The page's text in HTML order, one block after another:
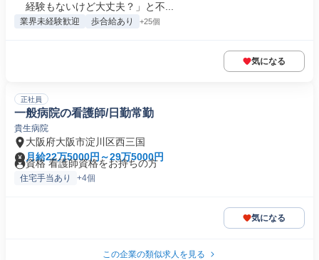
経験もないけど大丈夫？」と不...
業界未経験歓迎 歩合給あり +25個
気になる
正社員
一般病院の看護師/日勤常勤
貴生病院
大阪府大阪市淀川区西三国
月給22万5000円～29万5000円
資格 看護師資格をお持ちの方
住宅手当あり +4個
気になる
この企業の類似求人を見る